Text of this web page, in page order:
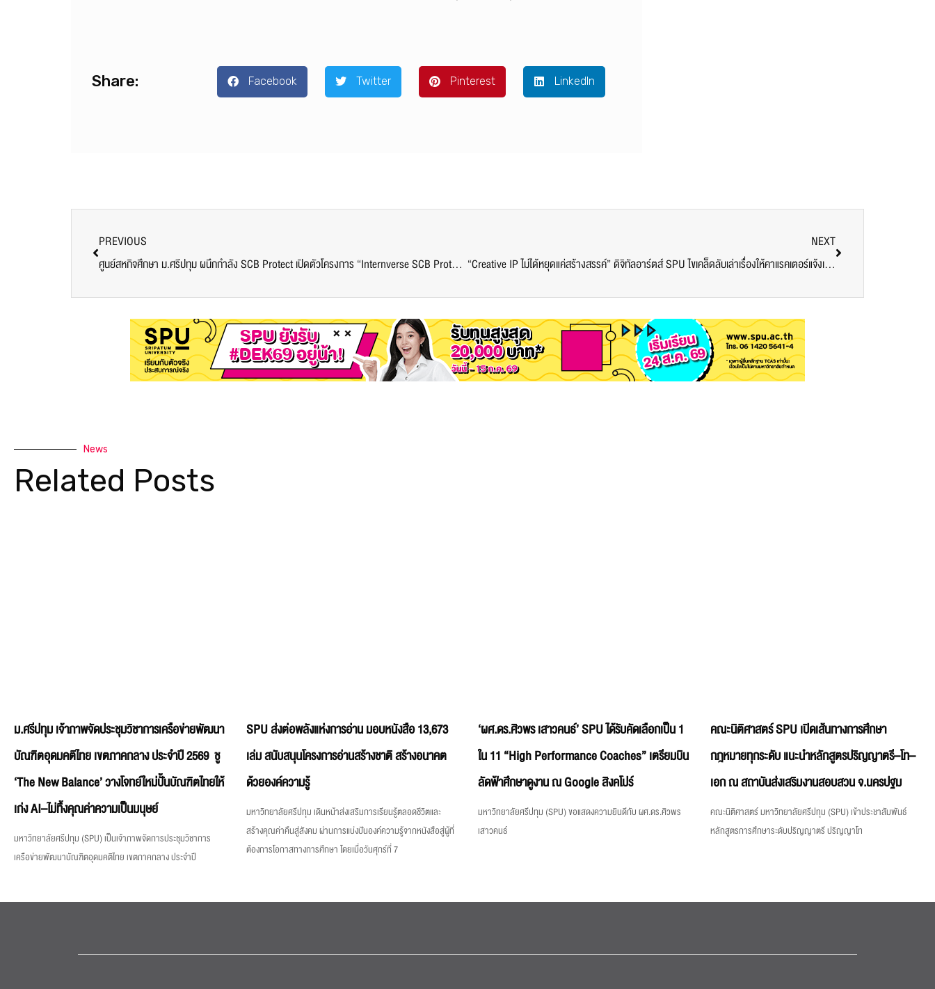
Share: Facebook Twitter Pinterest LinkedIn
PREVIOUS
ศูนย์สหกิจศึกษา ม.ศรีปทุม ผนึกกำลัง SCB Protect เปิดตัวโครงการ “Internverse SCB Protect x SPU” ปูทางนักศึกษาสู่มืออาชีพ
NEXT
“Creative IP ไม่ได้หยุดแค่สร้างสรรค์” ดิจิทัลอาร์ตส์ SPU ไขเคล็ดลับเล่าเรื่องให้คาแรคเตอร์แจ้งเกิดในตลาดจริง
News
Related Posts
ม.ศรีปทุม เจ้าภาพจัดประชุมวิชาการเครือข่ายพัฒนา
บัณฑิตอุดมคติไทย เขตภาคกลาง ประจำปี 2569 ชู
‘The New Balance’ วางโจทย์ใหม่ปั้นบัณฑิตไทยให้
เก่ง AI–ไม่ทิ้งคุณค่าความเป็นมนุษย์
มหาวิทยาลัยศรีปทุม (SPU) เป็นเจ้าภาพจัดการประชุมวิชาการ
เครือข่ายพัฒนาบัณฑิตอุดมคติไทย เขตภาคกลาง ประจำปี
SPU ส่งต่อพลังแห่งการอ่าน มอบหนังสือ 13,673
เล่ม สนับสนุนโครงการอ่านสร้างชาติ สร้างอนาคต
ด้วยองค์ความรู้
มหาวิทยาลัยศรีปทุม เดินหน้าส่งเสริมการเรียนรู้ตลอดชีวิตและ
สร้างคุณค่าคืนสู่สังคม ผ่านการแบ่งปันองค์ความรู้จากหนังสือสู่ผู้ที่
ต้องการโอกาสทางการศึกษา โดยเมื่อวันศุกร์ที่ 7
‘ผศ.ดร.ศิวพร เสาวคนธ์’ SPU ได้รับคัดเลือกเป็น 1
ใน 11 “High Performance Coaches” เตรียมบิน
ลัดฟ้าศึกษาดูงาน ณ Google สิงคโปร์
มหาวิทยาลัยศรีปทุม (SPU) ขอแสดงความยินดีกับ ผศ.ดร.ศิวพร
เสาวคนธ์
คณะนิติศาสตร์ SPU เปิดเส้นทางการศึกษา
กฎหมายทุกระดับ แนะนำหลักสูตรปริญญาตรี–โท–
เอก ณ สถาบันส่งเสริมงานสอบสวน จ.นครปฐม
คณะนิติศาสตร์ มหาวิทยาลัยศรีปทุม (SPU) เข้าประชาสัมพันธ์
หลักสูตรการศึกษาระดับปริญญาตรี ปริญญาโท